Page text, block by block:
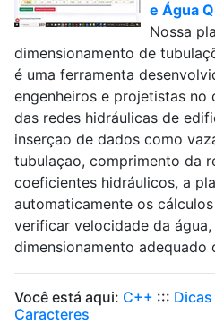
e Água
Nossa
dimensionamento de
é uma ferramenta
engenheiros e projetistas no
das redes hidráulicas de
inserçao de dados como
tubulaçao, comprimento da
coeficientes hidráulicos, a
automaticamente os
verificar velocidade da
dimensionamento adequado
Você está aqui: C++ :::
Caracteres